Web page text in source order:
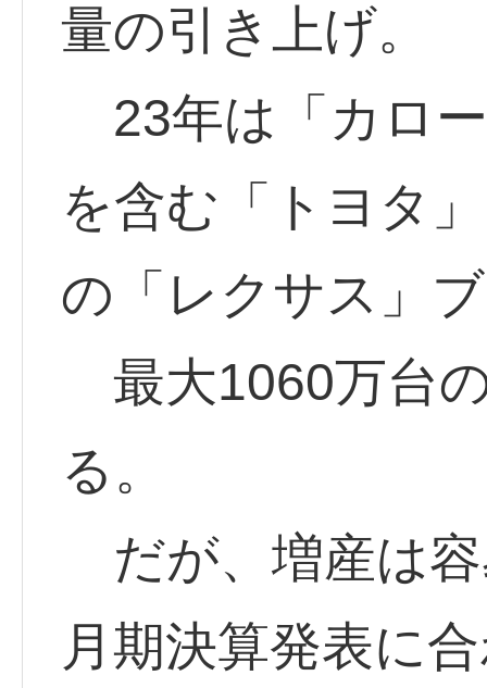
量の引き上げ。
23年は「カロ
を含む「トヨタ
の「レクサス」
最大1060万台
る。
だが、増産は
月期決算発表に